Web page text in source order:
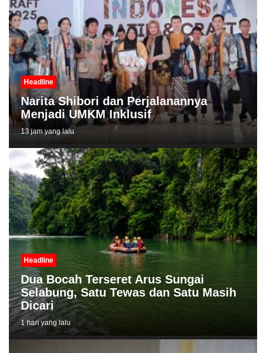
Headline
Narita Shibori dan Perjalanannya
Menjadi UMKM Inklusif
13 jam yang lalu
Headline
Dua Bocah Terseret Arus Sungai
Selabung, Satu Tewas dan Satu Masih
Dicari
1 hari yang lalu